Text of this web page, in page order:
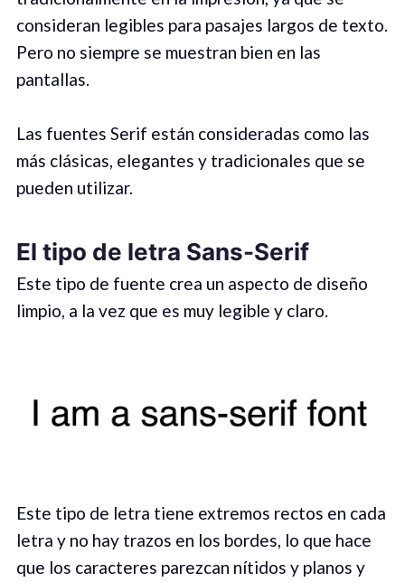
consideran legibles para pasajes largos de texto.
Pero no siempre se muestran bien en las
pantallas.
Las fuentes Serif están consideradas como las
más clásicas, elegantes y tradicionales que se
pueden utilizar.
El tipo de letra Sans-Serif
Este tipo de fuente crea un aspecto de diseño
limpio, a la vez que es muy legible y claro.
Este tipo de letra tiene extremos rectos en cada
letra y no hay trazos en los bordes, lo que hace
que los caracteres parezcan nítidos y planos y